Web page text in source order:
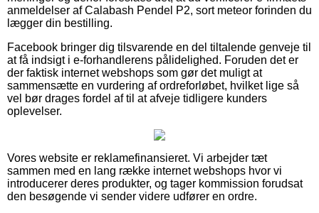
anmeldelser af Calabash Pendel P2, sort meteor forinden du
lægger din bestilling.
Facebook bringer dig tilsvarende en del tiltalende genveje til
at få indsigt i e-forhandlerens pålidelighed. Foruden det er
der faktisk internet webshops som gør det muligt at
sammensætte en vurdering af ordreforløbet, hvilket lige så
vel bør drages fordel af til at afveje tidligere kunders
oplevelser.
Vores website er reklamefinansieret. Vi arbejder tæt
sammen med en lang række internet webshops hvor vi
introducerer deres produkter, og tager kommission forudsat
den besøgende vi sender videre udfører en ordre.